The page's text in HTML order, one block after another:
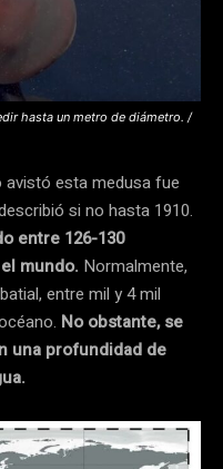
hasta un metro de diámetro. /
avistó esta medusa fue
si no hasta 1910.
entre 126-130
mundo. Normalmente,
entre mil y 4 mil
No obstante, se
una profundidad de